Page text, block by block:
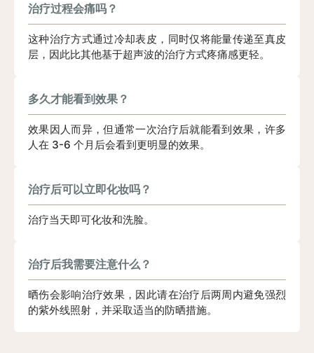
治疗过程会痛吗？
这种治疗方式通过冷却表皮，同时仅将能量传递至真皮
层，因此比其他基于超声波的治疗方式疼痛感更轻。
多久才能看到效果？
效果因人而异，但通常一次治疗后就能看到效果，许多
人在 3-6 个月后会看到更明显的效果。
治疗后可以立即化妆吗？
治疗当天即可化妆和洗脸。
治疗后我需要注意什么？
晒伤会影响治疗效果，因此请在治疗后两周内避免强烈
的紫外线照射，并采取适当的防晒措施。